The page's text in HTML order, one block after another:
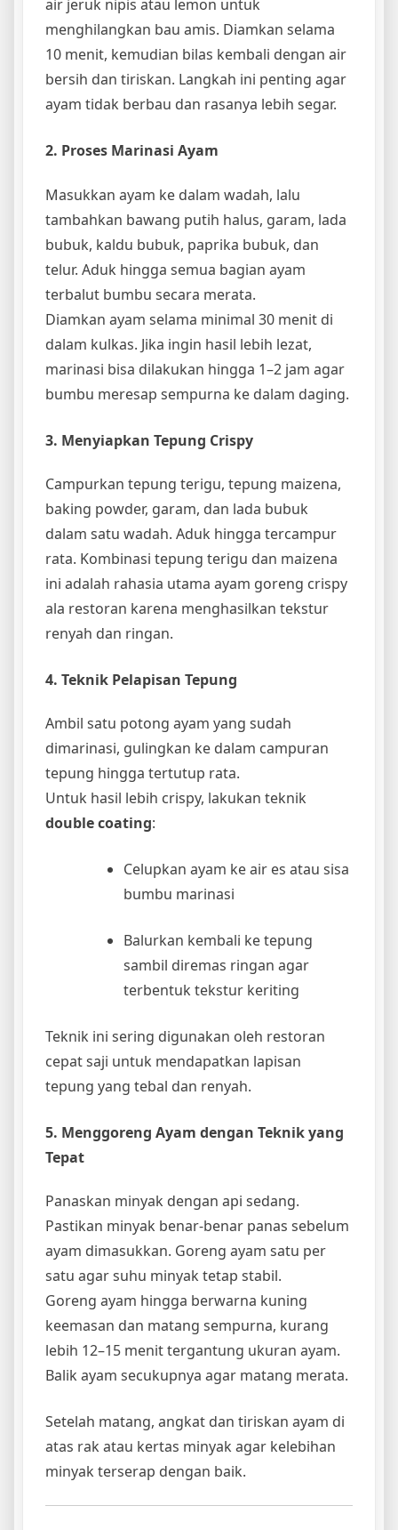
air jeruk nipis atau lemon untuk
menghilangkan bau amis. Diamkan selama
10 menit, kemudian bilas kembali dengan air
bersih dan tiriskan. Langkah ini penting agar
ayam tidak berbau dan rasanya lebih segar.
2. Proses Marinasi Ayam
Masukkan ayam ke dalam wadah, lalu
tambahkan bawang putih halus, garam, lada
bubuk, kaldu bubuk, paprika bubuk, dan
telur. Aduk hingga semua bagian ayam
terbalut bumbu secara merata.
Diamkan ayam selama minimal 30 menit di
dalam kulkas. Jika ingin hasil lebih lezat,
marinasi bisa dilakukan hingga 1–2 jam agar
bumbu meresap sempurna ke dalam daging.
3. Menyiapkan Tepung Crispy
Campurkan tepung terigu, tepung maizena,
baking powder, garam, dan lada bubuk
dalam satu wadah. Aduk hingga tercampur
rata. Kombinasi tepung terigu dan maizena
ini adalah rahasia utama ayam goreng crispy
ala restoran karena menghasilkan tekstur
renyah dan ringan.
4. Teknik Pelapisan Tepung
Ambil satu potong ayam yang sudah
dimarinasi, gulingkan ke dalam campuran
tepung hingga tertutup rata.
Untuk hasil lebih crispy, lakukan teknik
double coating:
Celupkan ayam ke air es atau sisa
bumbu marinasi
Balurkan kembali ke tepung
sambil diremas ringan agar
terbentuk tekstur keriting
Teknik ini sering digunakan oleh restoran
cepat saji untuk mendapatkan lapisan
tepung yang tebal dan renyah.
5. Menggoreng Ayam dengan Teknik yang
Tepat
Panaskan minyak dengan api sedang.
Pastikan minyak benar-benar panas sebelum
ayam dimasukkan. Goreng ayam satu per
satu agar suhu minyak tetap stabil.
Goreng ayam hingga berwarna kuning
keemasan dan matang sempurna, kurang
lebih 12–15 menit tergantung ukuran ayam.
Balik ayam secukupnya agar matang merata.
Setelah matang, angkat dan tiriskan ayam di
atas rak atau kertas minyak agar kelebihan
minyak terserap dengan baik.